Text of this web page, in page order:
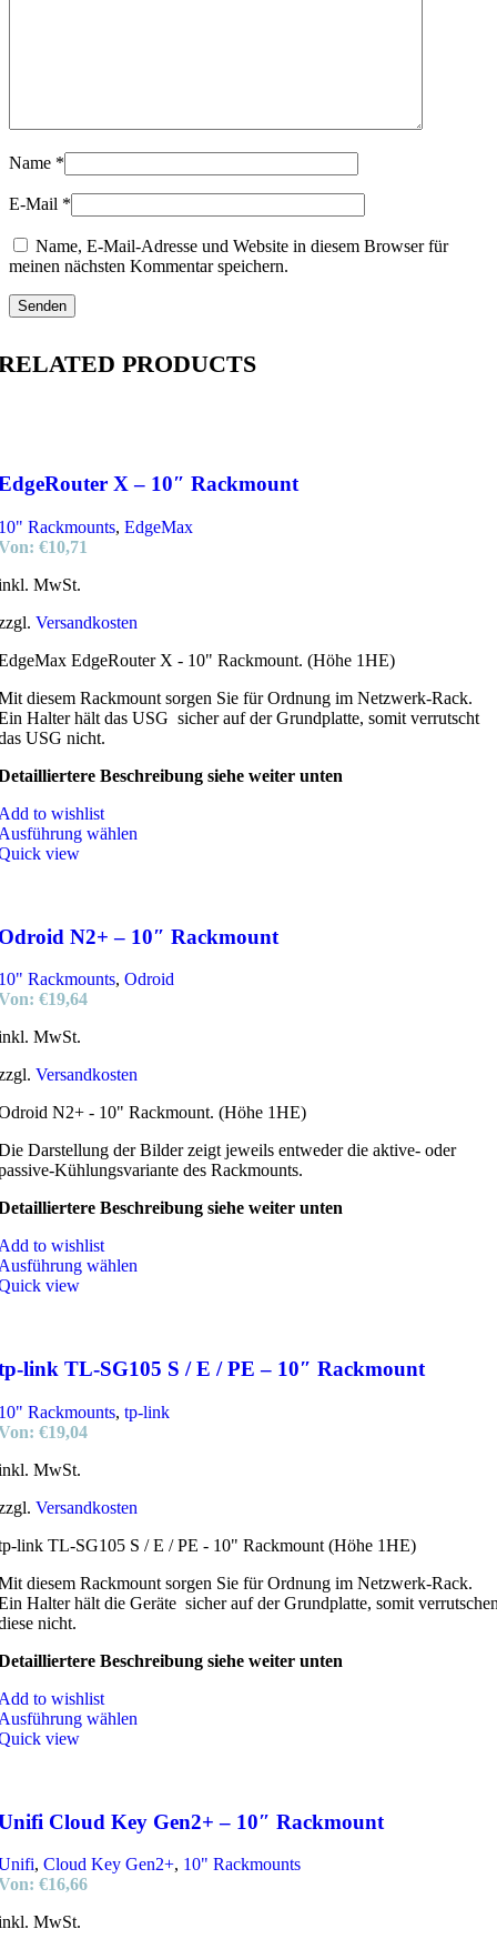
Name *
E-Mail *
Name, E-Mail-Adresse und Website in diesem Browser für
meinen nächsten Kommentar speichern.
PRODUCTS
X – 10″ Rackmount
Rackmounts, EdgeMax
€10,71
MwSt.
Versandkosten
EdgeRouter X - 10" Rackmount. (Höhe 1HE)
diesem Rackmount sorgen Sie für Ordnung im Netzwerk-Rack.
Halter hält das USG sicher auf der Grundplatte, somit verrutscht
USG nicht.
Beschreibung siehe weiter unten
to wishlist
wählen
view
N2+ – 10″ Rackmount
Rackmounts, Odroid
€19,64
MwSt.
Versandkosten
N2+ - 10" Rackmount. (Höhe 1HE)
Darstellung der Bilder zeigt jeweils entweder die aktive- oder
Kühlungsvariante des Rackmounts.
Beschreibung siehe weiter unten
to wishlist
wählen
view
link TL-SG105 S / E / PE – 10″ Rackmount
Rackmounts, tp-link
€19,04
MwSt.
Versandkosten
link TL-SG105 S / E / PE - 10" Rackmount (Höhe 1HE)
diesem Rackmount sorgen Sie für Ordnung im Netzwerk-Rack.
Halter hält die Geräte sicher auf der Grundplatte, somit
nicht.
Beschreibung siehe weiter unten
to wishlist
wählen
view
Cloud Key Gen2+ – 10″ Rackmount
, Cloud Key Gen2+, 10" Rackmounts
€16,66
MwSt.